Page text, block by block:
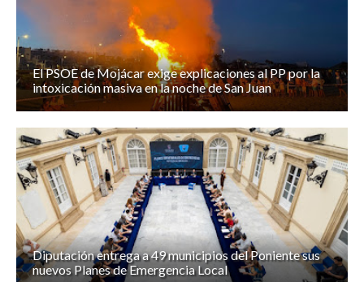
El PSOE de Mojácar exige explicaciones al PP por la
intoxicación masiva en la noche de San Juan
Diputación entrega a 49 municipios del Poniente sus
nuevos Planes de Emergencia Local